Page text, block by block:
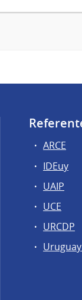
ARCE
IDEuy
UAIP
UCE
URCDP